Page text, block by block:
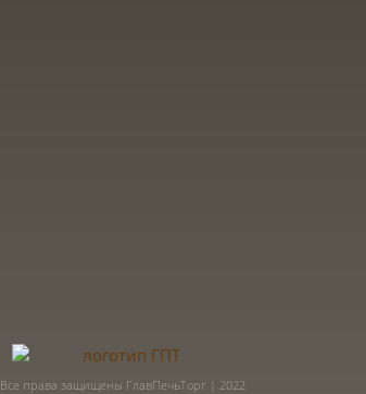
Все права защищены ГлавПечьТорг | 2022